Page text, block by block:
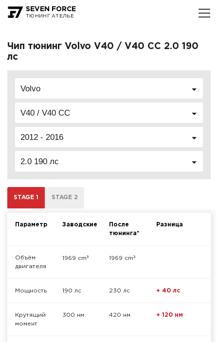
SEVEN FORCE
ТЮНИНГ АТЕЛЬЕ
Чип тюнинг Volvo V40 / V40 CC 2.0 190
лс
Volvo
V40 / V40 CC
2012 - 2016
2.0 190 лс
STAGE 1 STAGE 2
Параметр Заводские
После
тюнинга*
Разница
Объём
двигателя
1969 cm³ 1969 cm³
Мощность 190 лс 230 лс + 40 лс
Крутящий
момент
300 нм 420 нм + 120 нм